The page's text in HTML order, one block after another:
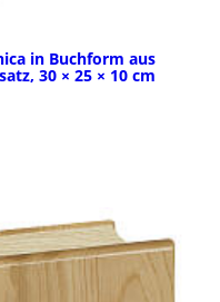
in Buchform aus
30 × 25 × 10 cm